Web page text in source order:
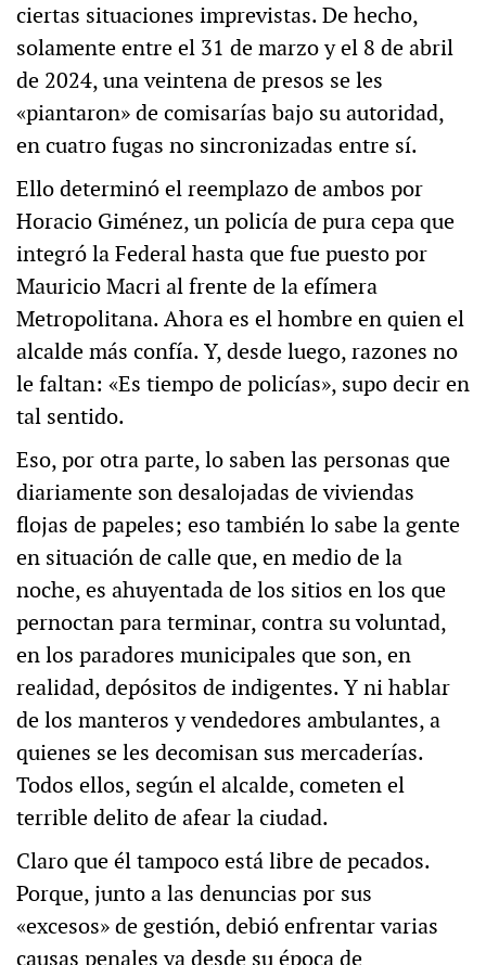
ciertas situaciones imprevistas. De hecho,
solamente entre el 31 de marzo y el 8 de abril
de 2024, una veintena de presos se les
«piantaron» de comisarías bajo su autoridad,
en cuatro fugas no sincronizadas entre sí.
Ello determinó el reemplazo de ambos por
Horacio Giménez, un policía de pura cepa que
integró la Federal hasta que fue puesto por
Mauricio Macri al frente de la efímera
Metropolitana. Ahora es el hombre en quien el
alcalde más confía. Y, desde luego, razones no
le faltan: «Es tiempo de policías», supo decir en
tal sentido.
Eso, por otra parte, lo saben las personas que
diariamente son desalojadas de viviendas
flojas de papeles; eso también lo sabe la gente
en situación de calle que, en medio de la
noche, es ahuyentada de los sitios en los que
pernoctan para terminar, contra su voluntad,
en los paradores municipales que son, en
realidad, depósitos de indigentes. Y ni hablar
de los manteros y vendedores ambulantes, a
quienes se les decomisan sus mercaderías.
Todos ellos, según el alcalde, cometen el
terrible delito de afear la ciudad.
Claro que él tampoco está libre de pecados.
Porque, junto a las denuncias por sus
«excesos» de gestión, debió enfrentar varias
causas penales ya desde su época de